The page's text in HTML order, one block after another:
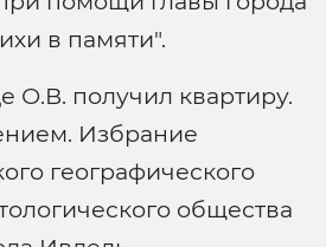
в памяти".
О.В. получил квартиру.
Избрание
географического
общества